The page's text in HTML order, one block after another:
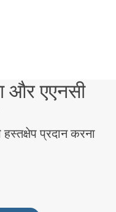
और एएनसी
प्रदान करना